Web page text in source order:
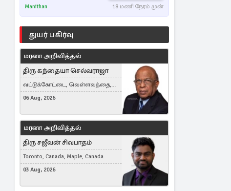
Manithan 18 மணி நேரம் முன்
துயர் பகிர்வு
மரண அறிவித்தல்
திரு கந்தையா செல்வராஜா
வட்டுக்கோட்டை, வெள்ளவத்தை,
Toronto, Canada
06 Aug, 2026
மரண அறிவித்தல்
திரு சஜீவன் சிவபாதம்
Toronto, Canada, Maple, Canada
03 Aug, 2026